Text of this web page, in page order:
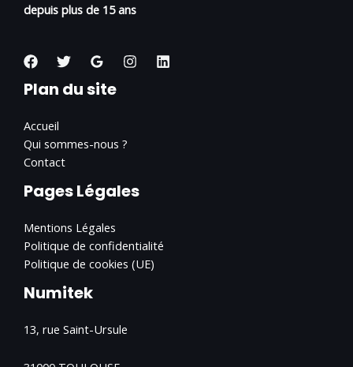
depuis plus de 15 ans
Plan du site
Accueil
Qui sommes-nous ?
Contact
Pages Légales
Mentions Légales
Politique de confidentialité
Politique de cookies (UE)
Numitek
13, rue Saint-Ursule